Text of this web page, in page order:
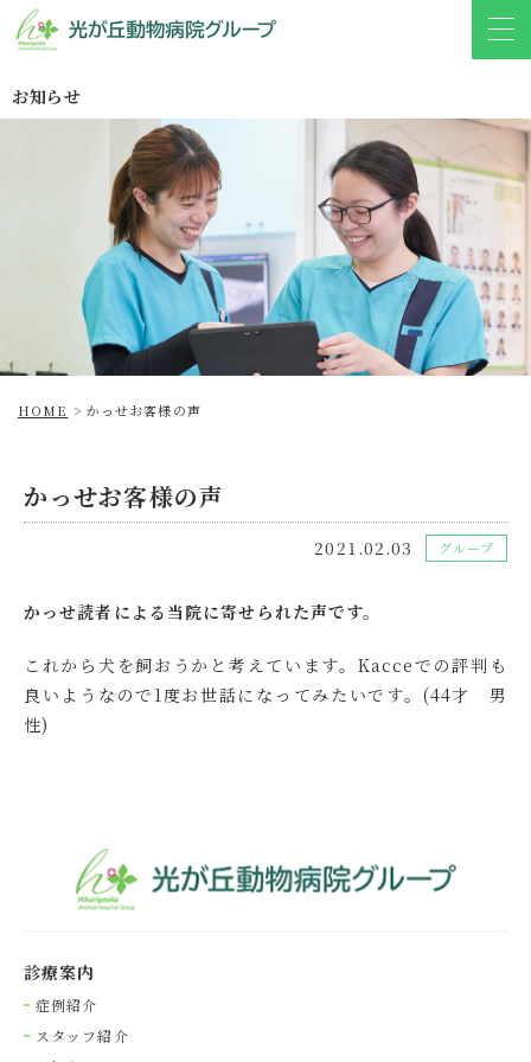
お知らせ
HOME > かっせお客様の声
かっせお客様の声
2021.02.03 グループ
かっせ読者による当院に寄せられた声です。
これから犬を飼おうかと考えています。Kacceでの評判も
良いようなので1度お世話になってみたいです。(44才 男
性)
診療案内
症例紹介
スタッフ紹介